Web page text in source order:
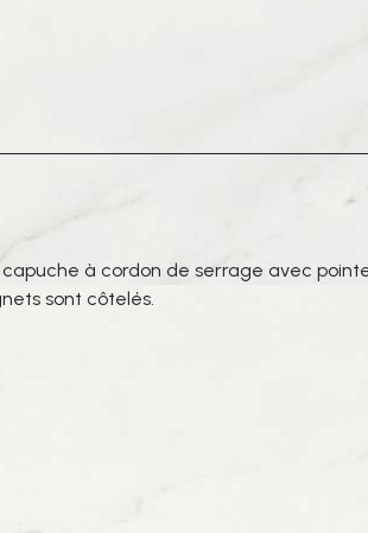
à cordon de serrage avec
sont côtelés.